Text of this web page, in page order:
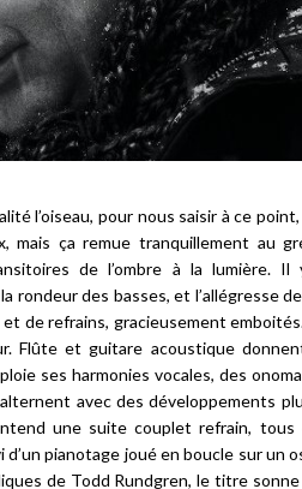
l’oiseau, pour nous saisir à ce
mais ça remue tranquillement au
de l’ombre à la lumière. Il
rondeur des basses, et l’allégresse
de refrains, gracieusement
Flûte et guitare acoustique
ses harmonies vocales, des
avec des développements
une suite couplet refrain, tous
pianotage joué en boucle sur un
de Todd Rundgren, le titre